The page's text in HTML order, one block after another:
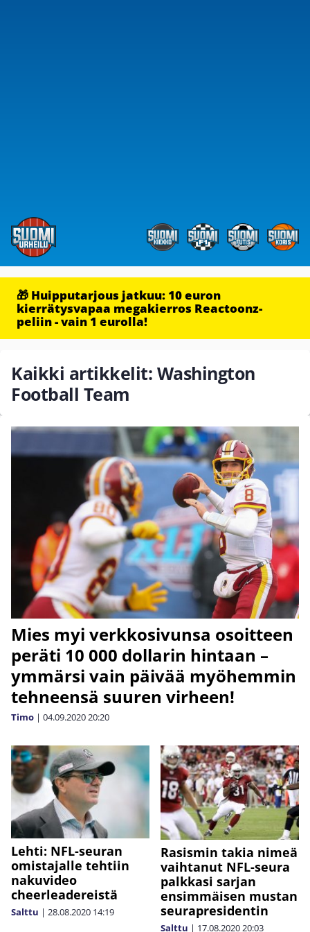
🎁 Huipputarjous jatkuu: 10 euron
kierrätysvapaa megakierros Reactoonz-
peliin - vain 1 eurolla!
Kaikki artikkelit: Washington
Football Team
Mies myi verkkosivunsa osoitteen
peräti 10 000 dollarin hintaan –
ymmärsi vain päivää myöhemmin
tehneensä suuren virheen!
Timo | 04.09.202020:20
Lehti: NFL-seuran
omistajalle tehtiin
nakuvideo
cheerleadereistä
Salttu | 28.08.2020 14:19
Rasismin takia nimeä
vaihtanut NFL-seura
palkkasi sarjan
ensimmäisen mustan
seurapresidentin
Salttu | 17.08.202020:03